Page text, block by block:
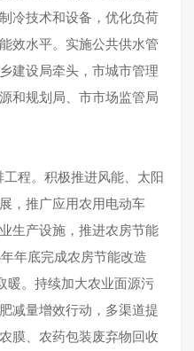
冷技术和设备，优化负荷
效水平。实施公共供水管
建设局牵头，市城市管理
和规划局、市市场监管局
工程。积极推进风能、太阳
，推广应用农用电动车
生产设施，推进农房节能
年底完成农房节能改造
暖。持续加大农业面源污
减量增效行动，多渠道提
膜、农药包装废弃物回收